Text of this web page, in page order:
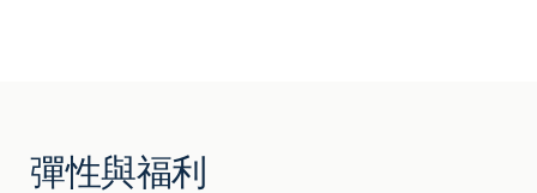
彈性與福利